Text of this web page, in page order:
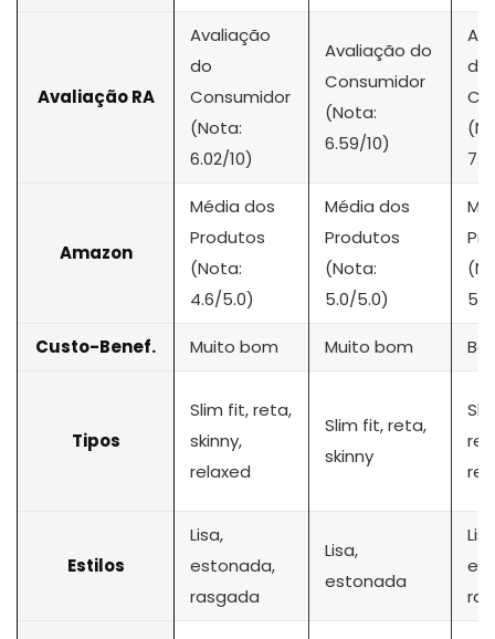
Avaliação RA
Avaliação
do
Consumidor
(Nota:
6.02/10)
Avaliação do
Consumidor
(Nota:
6.59/10)
do
Amazon
Média dos
Produtos
(Nota:
4.6/5.0)
Média dos
Produtos
(Nota:
5.0/5.0)
Custo-Benef. Muito bom Muito bom
Tipos
Slim fit, reta,
skinny,
relaxed
Slim fit, reta,
skinny
Estilos
Lisa,
estonada,
rasgada
Lisa,
estonada